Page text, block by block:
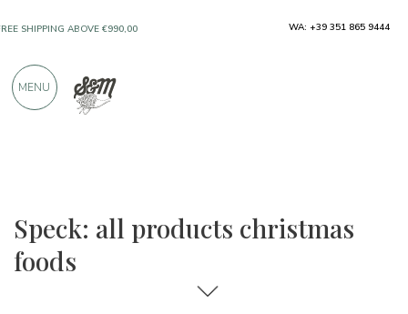
Speck: all products christmas
foods
SHIPPING ABOVE €990,00
PRODUCTS FROM EXCELLENT
WA: +39 351 865 9444
MENU